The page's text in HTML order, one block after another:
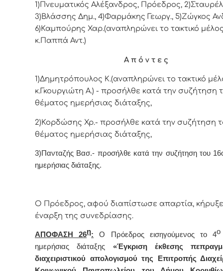
1)Πνευματικός Αλέξανδρος, Πρόεδρος,
3)Βλάσσης Δημ., 4)Φαρμάκης Γεωργ., 5)Ζώγκος
6)Καμπούρης Χαρ.(αναπληρώνει το τακτικό
κ.Παππά Αντ.)
Α π ό ν τ ε ς
1)Δημητρόπουλος Κ.(αναπληρώνει το τακτικό
κ.Γκουργιώτη Α.) - προσήλθε κατά την συζήτηση
θέματος ημερήσιας διάταξης,
2)Κορδώσης Χρ.- προσήλθε κατά την συζήτηση
θέματος ημερήσιας διάταξης,
3)Πανταζής Βασ.- προσήλθε κατά την συζήτηση του
ημερήσιας διάταξης.
Ο Πρόεδρος, αφού διαπίστωσε απαρτία,
έναρξη της συνεδρίασης.
ΑΠΟΦΑΣΗ 26η: Ο Πρόεδρος εισηγούμενος το 4ο
ημερήσιας διάταξης «Έγκριση έκθεσης
διαχειριστικού απολογισμού της Επιτροπής